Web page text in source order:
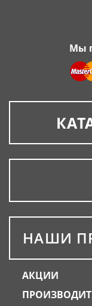
Мы
НАШИ
АКЦИИ